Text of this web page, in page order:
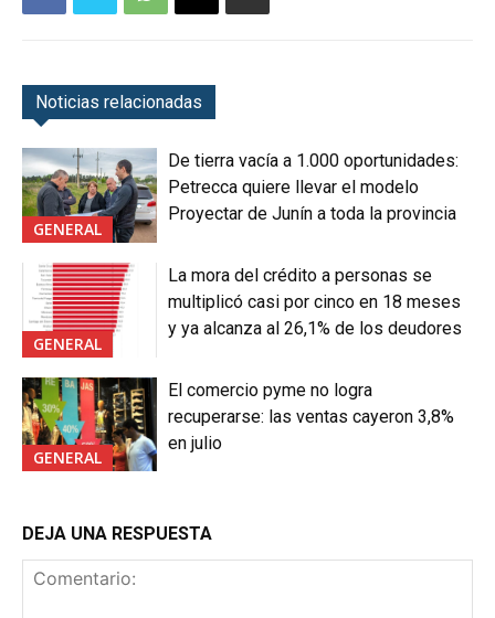
Noticias relacionadas
GENERAL
De tierra vacía a 1.000 oportunidades:
Petrecca quiere llevar el modelo
Proyectar de Junín a toda la provincia
GENERAL
La mora del crédito a personas se
multiplicó casi por cinco en 18 meses
y ya alcanza al 26,1% de los deudores
GENERAL
El comercio pyme no logra
recuperarse: las ventas cayeron 3,8%
en julio
DEJA UNA RESPUESTA